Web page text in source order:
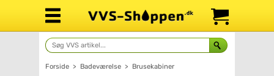
Forside > Badeværelse > Brusekabiner